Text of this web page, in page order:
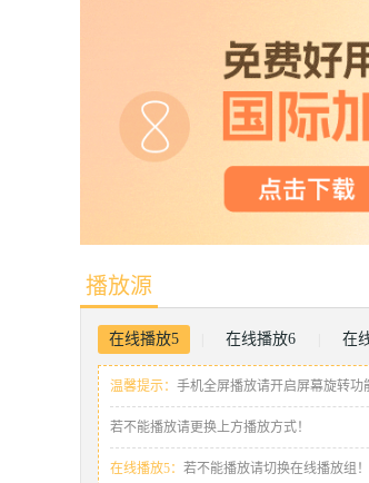
播放源
在线播放5 在线播放6 在
温馨提示： 手机全屏播放请开启屏幕旋转功
若不能播放请更换上方播放方式！
在线播放5： 若不能播放请切换在线播放组！